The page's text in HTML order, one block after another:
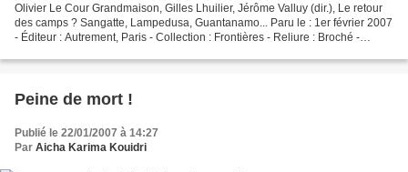
Olivier Le Cour Grandmaison, Gilles Lhuilier, Jérôme Valluy (dir.), Le retour
des camps ? Sangatte, Lampedusa, Guantanamo... Paru le : 1er février 2007
- Éditeur : Autrement, Paris - Collection : Frontières - Reliure : Broché -
Peine de mort !
Publié le 22/01/2007 à 14:27
Par Aicha Karima Kouidri